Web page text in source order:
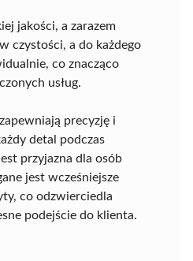
jakości, a zarazem
czystości, a do każdego
co znacząco
usług.
precyzję i
detal podczas
przyjazna dla osób
jest wcześniejsze
co odzwierciedla
podejście do klienta.